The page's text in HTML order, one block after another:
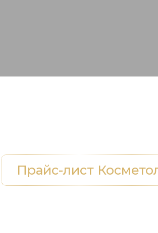
Прайс-лист